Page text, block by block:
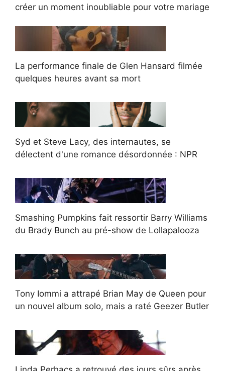
créer un moment inoubliable pour votre mariage
La performance finale de Glen Hansard filmée
quelques heures avant sa mort
Syd et Steve Lacy, des internautes, se
délectent d'une romance désordonnée : NPR
Smashing Pumpkins fait ressortir Barry Williams
du Brady Bunch au pré-show de Lollapalooza
Tony Iommi a attrapé Brian May de Queen pour
un nouvel album solo, mais a raté Geezer Butler